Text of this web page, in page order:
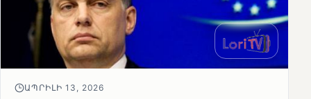
ԱՊՐԻԼԻ 13, 2026